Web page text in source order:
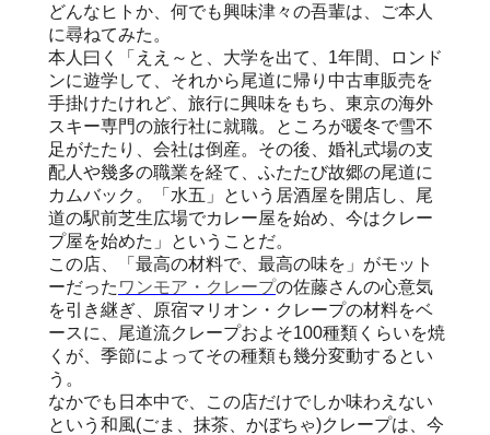
どんなヒトか、何でも興味津々の吾輩は、ご本人
に尋ねてみた。
本人曰く「ええ～と、大学を出て、1年間、ロンド
ンに遊学して、それから尾道に帰り中古車販売を
手掛けたけれど、旅行に興味をもち、東京の海外
スキー専門の旅行社に就職。ところが暖冬で雪不
足がたたり、会社は倒産。その後、婚礼式場の支
配人や幾多の職業を経て、ふたたび故郷の尾道に
カムバック。「水五」という居酒屋を開店し、尾
道の駅前芝生広場でカレー屋を始め、今はクレー
プ屋を始めた」ということだ。
この店、「最高の材料で、最高の味を」がモット
ーだった ワンモア・クレープの佐藤さんの心意気
を引き継ぎ、原宿マリオン・クレープの材料をベ
ースに、尾道流クレープおよそ100種類くらいを焼
くが、季節によってその種類も幾分変動するとい
う。
なかでも日本中で、この店だけでしか味わえない
という和風(ごま、抹茶、かぼちゃ)クレープは、今